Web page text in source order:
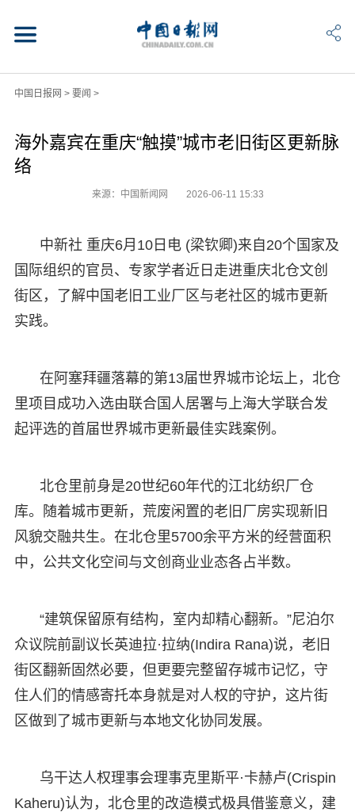
中国日报网 > 要闻 >
海外嘉宾在重庆“触摸”城市老旧街区更新脉
络
来源：中国新闻网 2026-06-11 15:33
中新社 重庆6月10日电 (梁钦卿)来自20个国家及
国际组织的官员、专家学者近日走进重庆北仓文创
街区，了解中国老旧工业厂区与老社区的城市更新
实践。
在阿塞拜疆落幕的第13届世界城市论坛上，北仓
里项目成功入选由联合国人居署与上海大学联合发
起评选的首届世界城市更新最佳实践案例。
北仓里前身是20世纪60年代的江北纺织厂仓
库。随着城市更新，荒废闲置的老旧厂房实现新旧
风貌交融共生。在北仓里5700余平方米的经营面积
中，公共文化空间与文创商业业态各占半数。
“建筑保留原有结构，室内却精心翻新。”尼泊尔
众议院前副议长英迪拉·拉纳(Indira Rana)说，老旧
街区翻新固然必要，但更要完整留存城市记忆，守
住人们的情感寄托本身就是对人权的守护，这片街
区做到了城市更新与本地文化协同发展。
乌干达人权理事会理事克里斯平·卡赫卢(Crispin
Kaheru)认为，北仓里的改造模式极具借鉴意义，建